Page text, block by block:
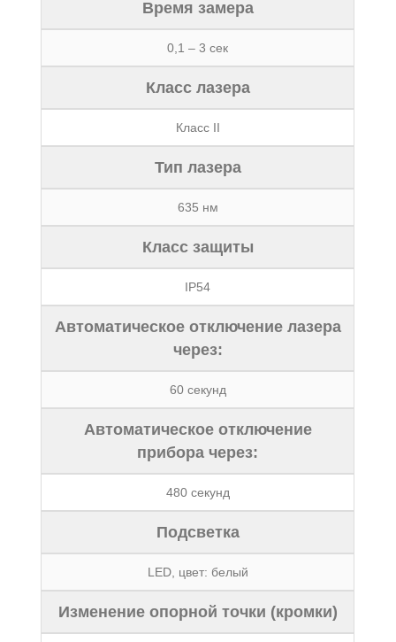
Время замера
0,1 – 3 сек
Класс лазера
Класс II
Тип лазера
635 нм
Класс защиты
IP54
Автоматическое отключение лазера
через:
60 секунд
Автоматическое отключение
прибора через:
480 секунд
Подсветка
LED, цвет: белый
Изменение опорной точки (кромки)